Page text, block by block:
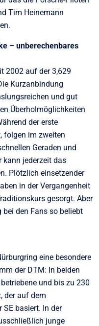
Tim Heinemann
– unberechenbares
2002 auf der 3,629
Kurzanbindung
und gut
Überholmöglichkeiten
der erste
folgen im zweiten
Geraden und
kann jederzeit das
Plötzlich einsetzender
in der Vergangenheit
gesorgt. Aber
den Fans so beliebt
eine besondere
der DTM: In beiden
und bis zu 230
der auf dem
basiert. In der
junge